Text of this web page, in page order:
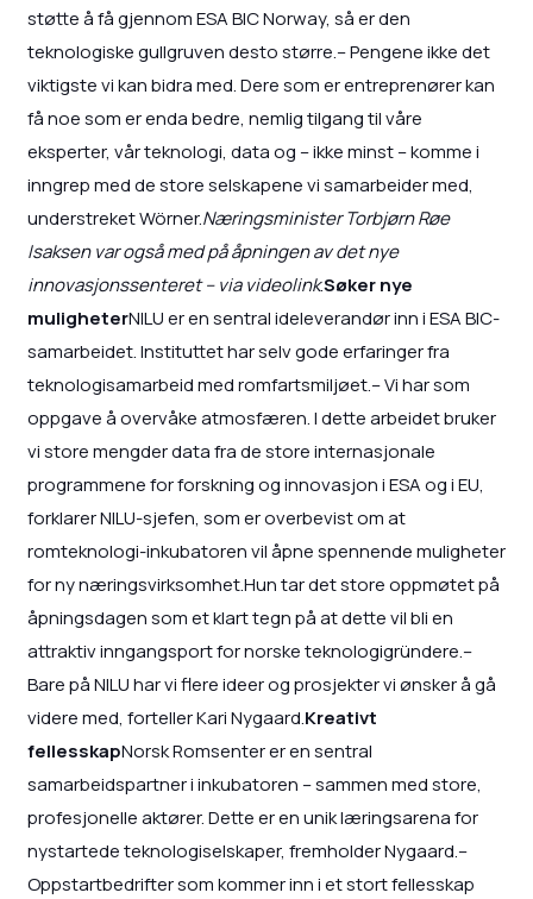
støtte å få gjennom ESA BIC Norway, så er den
teknologiske gullgruven desto større.– Pengene ikke det
viktigste vi kan bidra med. Dere som er entreprenører kan
få noe som er enda bedre, nemlig tilgang til våre
eksperter, vår teknologi, data og – ikke minst – komme i
inngrep med de store selskapene vi samarbeider med,
understreket Wörner.Næringsminister Torbjørn Røe
Isaksen var også med på åpningen av det nye
innovasjonssenteret – via videolink.Søker nye
muligheterNILU er en sentral ideleverandør inn i ESA BIC-
samarbeidet. Instituttet har selv gode erfaringer fra
teknologisamarbeid med romfartsmiljøet.– Vi har som
oppgave å overvåke atmosfæren. I dette arbeidet bruker
vi store mengder data fra de store internasjonale
programmene for forskning og innovasjon i ESA og i EU,
forklarer NILU-sjefen, som er overbevist om at
romteknologi-inkubatoren vil åpne spennende muligheter
for ny næringsvirksomhet.Hun tar det store oppmøtet på
åpningsdagen som et klart tegn på at dette vil bli en
attraktiv inngangsport for norske teknologigründere.–
Bare på NILU har vi flere ideer og prosjekter vi ønsker å gå
videre med, forteller Kari Nygaard.Kreativt
fellesskapNorsk Romsenter er en sentral
samarbeidspartner i inkubatoren – sammen med store,
profesjonelle aktører. Dette er en unik læringsarena for
nystartede teknologiselskaper, fremholder Nygaard.–
Oppstartbedrifter som kommer inn i et stort fellesskap